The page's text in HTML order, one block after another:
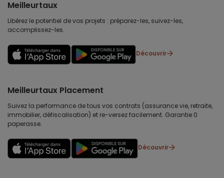
Meilleurtaux
Libérez le potentiel de vos projets : préparez-les, suivez-les,
accomplissez-les.
Découvrir
Meilleurtaux Placement
Suivez la performance de tous vos contrats (assurance vie, retraite,
immobilier, défiscalisation) et re-versez facilement. Garantie 0
paperasse.
Découvrir